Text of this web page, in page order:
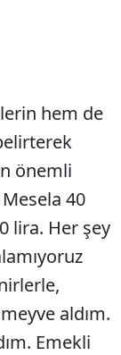
hem de
önemli
40
lira. Her şey
aldım.
Emekli